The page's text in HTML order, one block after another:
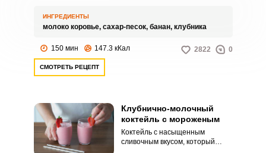
и ресторанах быстрого питания,
ИНГРЕДИЕНТЫ
молоко коровье, сахар-песок, банан, клубника
150 мин 147.3 кКал 2822 0
СМОТРЕТЬ РЕЦЕПТ
Клубнично-молочный
коктейль с мороженым
Коктейль с насыщенным
сливочным вкусом, который